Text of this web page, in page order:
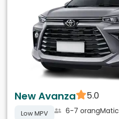
New Avanza 5.0
Low MPV 6-7 orangMatic